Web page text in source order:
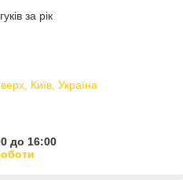
за рік
Київ, Україна
до 16:00